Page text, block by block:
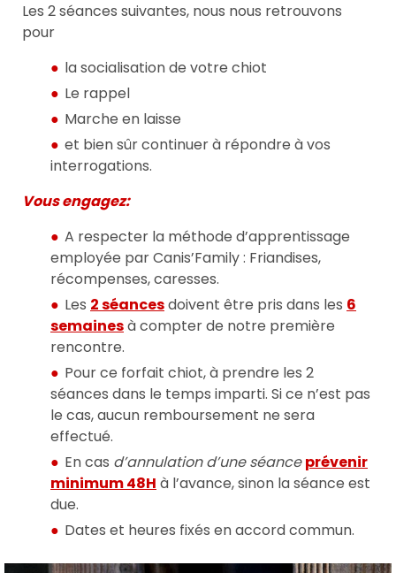
Les 2 séances suivantes, nous nous retrouvons
pour
la socialisation de votre chiot
Le rappel
Marche en laisse
et bien sûr continuer à répondre à vos
interrogations.
Vous engagez:
A respecter la méthode d’apprentissage
employée par Canis’Family : Friandises,
récompenses, caresses.
Les 2 séancesdoivent être pris dans les 6
semainesà compter de notre première
rencontre.
Pour ce forfait chiot, à prendre les 2
séances dans le temps imparti. Si ce n’est pas
le cas, aucun remboursement ne sera
effectué.
En cas d’annulation d’une séance prévenir
minimum 48H à l’avance, sinon la séance est
due.
Dates et heures fixés en accord commun.